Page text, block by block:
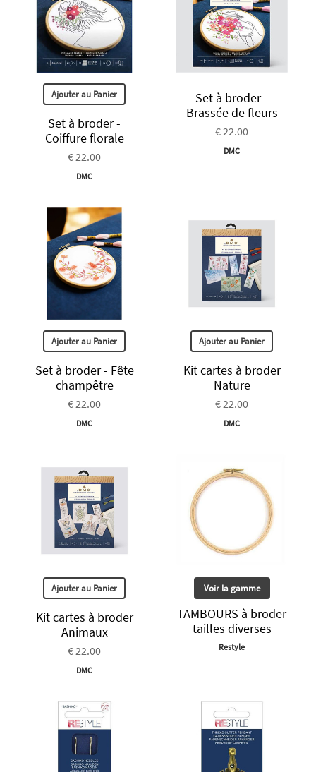
Ajouter au Panier
Set à broder -
Coiffure florale
€ 22.00
DMC
Set à broder -
Brassée de fleurs
€ 22.00
DMC
Ajouter au Panier
Set à broder - Fête
champêtre
€ 22.00
DMC
Ajouter au Panier
Kit cartes à broder
Nature
€ 22.00
DMC
Ajouter au Panier
Kit cartes à broder
Animaux
€ 22.00
DMC
Voir la gamme
TAMBOURS à broder
tailles diverses
Restyle